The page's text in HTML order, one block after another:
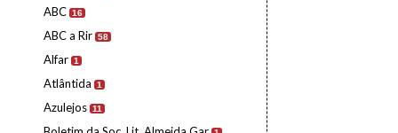
ABC 16
ABC a Rir 58
Alfar 1
Atlântida 1
Azulejos 11